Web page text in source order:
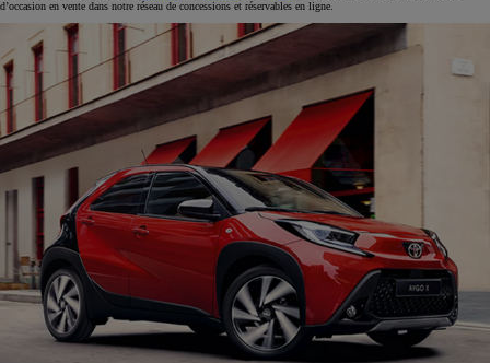
d’occasion en vente dans notre réseau de concessions et réservables en ligne.